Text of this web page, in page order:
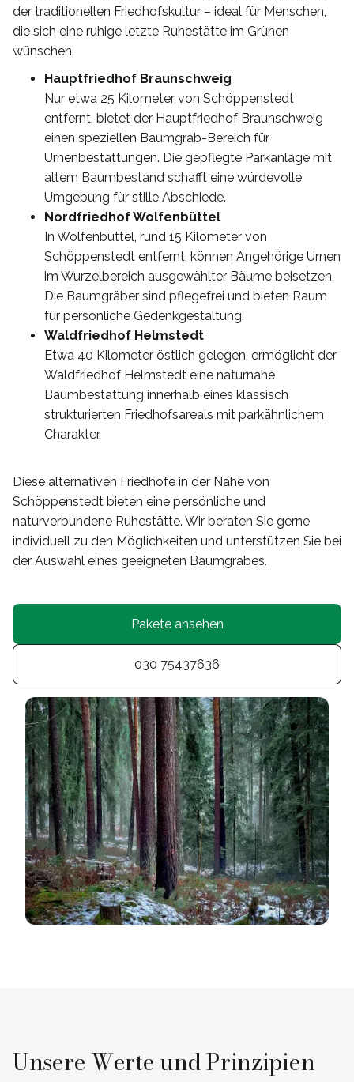
der traditionellen Friedhofskultur – ideal für Menschen,
die sich eine ruhige letzte Ruhestätte im Grünen
wünschen.
Hauptfriedhof Braunschweig
Nur etwa 25 Kilometer von Schöppenstedt
entfernt, bietet der Hauptfriedhof Braunschweig
einen speziellen Baumgrab-Bereich für
Urnenbestattungen. Die gepflegte Parkanlage mit
altem Baumbestand schafft eine würdevolle
Umgebung für stille Abschiede.
Nordfriedhof Wolfenbüttel
In Wolfenbüttel, rund 15 Kilometer von
Schöppenstedt entfernt, können Angehörige Urnen
im Wurzelbereich ausgewählter Bäume beisetzen.
Die Baumgräber sind pflegefrei und bieten Raum
für persönliche Gedenkgestaltung.
Waldfriedhof Helmstedt
Etwa 40 Kilometer östlich gelegen, ermöglicht der
Waldfriedhof Helmstedt eine naturnahe
Baumbestattung innerhalb eines klassisch
strukturierten Friedhofsareals mit parkähnlichem
Charakter.
Diese alternativen Friedhöfe in der Nähe von
Schöppenstedt bieten eine persönliche und
naturverbundene Ruhestätte. Wir beraten Sie gerne
individuell zu den Möglichkeiten und unterstützen Sie bei
der Auswahl eines geeigneten Baumgrabes.
Pakete ansehen
030 75437636
Unsere Werte und Prinzipien